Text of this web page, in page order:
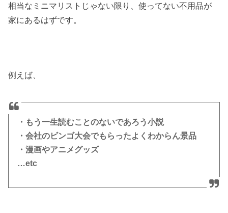
相当なミニマリストじゃない限り、使ってない不用品が
家にあるはずです。
例えば、
・もう一生読むことのないであろう小説
・会社のビンゴ大会でもらったよくわからん景品
・漫画やアニメグッズ
…etc